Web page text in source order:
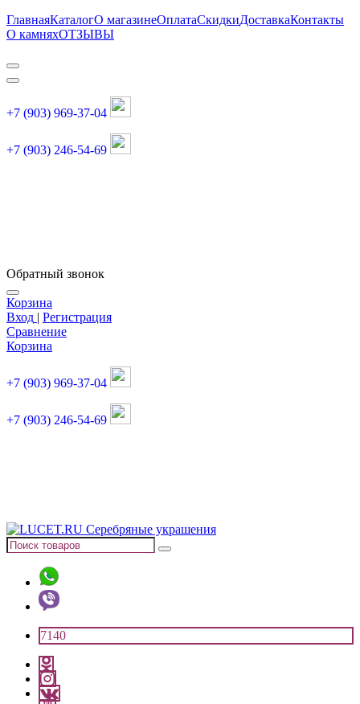
ГлавнаяКаталогО магазинеОплатаСкидкиДоставкаКонтакты
О камняхОТЗЫВЫ
+7 (903) 969-37-04
+7 (903) 246-54-69
Обратный звонок
Корзина
Вход | Регистрация
Сравнение
Корзина
+7 (903) 969-37-04
+7 (903) 246-54-69
7140